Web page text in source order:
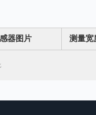
器图片 测量宽